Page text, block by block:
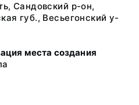
Сандовский р-он,
губ., Весьегонский у-
места создания